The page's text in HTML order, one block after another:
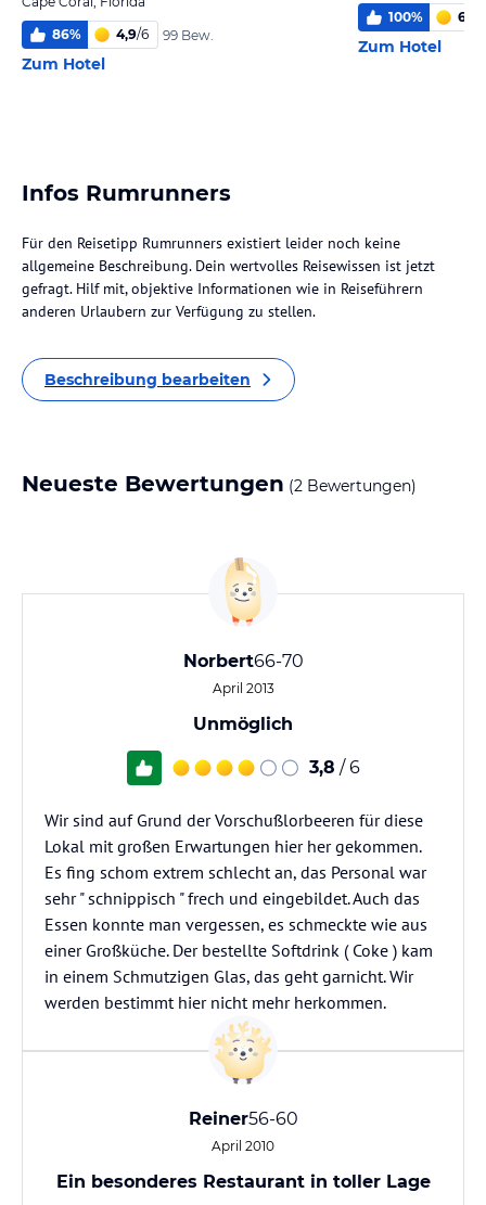
86% 4,9/6 99 Bew.
Zum Hotel
100% 6,0
Zum Hotel
Infos Rumrunners
Für den Reisetipp Rumrunners existiert leider noch keine
allgemeine Beschreibung. Dein wertvolles Reisewissen ist jetzt
gefragt. Hilf mit, objektive Informationen wie in Reiseführern
anderen Urlaubern zur Verfügung zu stellen.
Beschreibung bearbeiten
Neueste Bewertungen (2 Bewertungen)
Norbert66-70
April 2013
Unmöglich
3,8 / 6
Wir sind auf Grund der Vorschußlorbeeren für diese
Lokal mit großen Erwartungen hier her gekommen.
Es fing schom extrem schlecht an, das Personal war
sehr " schnippisch " frech und eingebildet. Auch das
Essen konnte man vergessen, es schmeckte wie aus
einer Großküche. Der bestellte Softdrink ( Coke ) kam
in einem Schmutzigen Glas, das geht garnicht. Wir
werden bestimmt hier nicht mehr herkommen.
Reiner56-60
April 2010
Ein besonderes Restaurant in toller Lage